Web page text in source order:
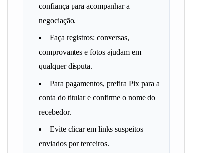
confiança para acompanhar a
negociação.
Faça registros: conversas,
comprovantes e fotos ajudam em
qualquer disputa.
Para pagamentos, prefira Pix para a
conta do titular e confirme o nome do
recebedor.
Evite clicar em links suspeitos
enviados por terceiros.